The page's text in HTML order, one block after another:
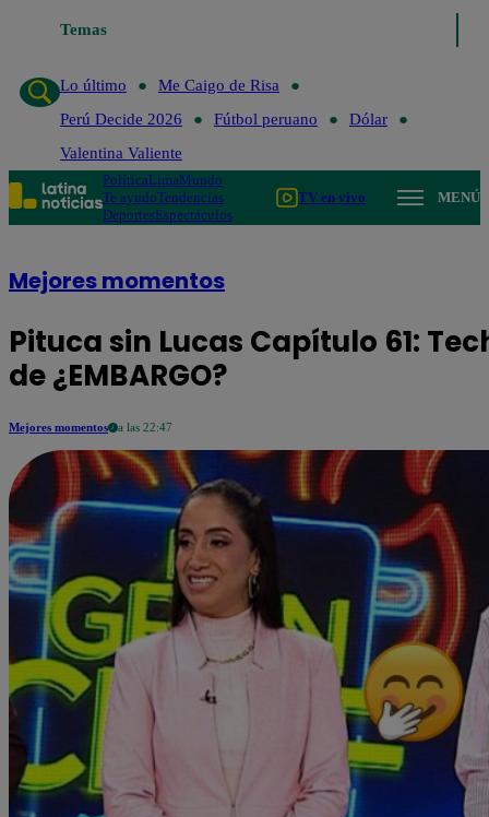
TemasLo último
Lo último
Me Caigo de Risa
Perú Decide 2026
Fútbol peruano
Dólar
Valentina Valiente
PolíticaLimaMundo
Te ayudoTendencias
DeportesEspectáculos
TV en vivo MENÚ
Mejores momentos
Pituca sin Lucas Capítulo 61:
de ¿EMBARGO?
Mejores momentos a las 22:47